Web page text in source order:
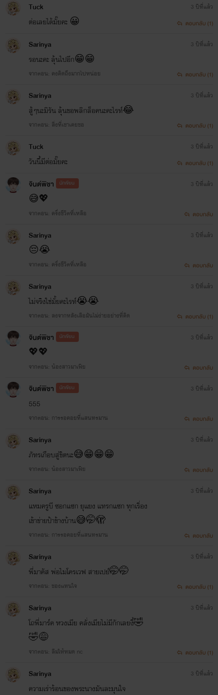
Tuck
ต่อเลยได้มั๊ยคะ 😀
3 ปีที่แล้ว
ตอบกลับ (1)
Sarinya
รอนะคะ ลุ้นไปอีก😁😁
จากตอน: คงคิดถึงมากไปหน่อย
3 ปีที่แล้ว
ตอบกลับ (1)
Sarinya
สู้ๆนะมิรัน ลุ้นขอพลิกล็อคนะคะไรท์😂
จากตอน: สิ่งที่เขาเคยขอ
3 ปีที่แล้ว
ตอบกลับ (1)
Tuck
วันนี้มีต่อมั๊ยคะ
3 ปีที่แล้ว
ตอบกลับ (1)
จินต์พิชา นักเขียน
😅💖
จากตอน: ครึ่งชีวิตที่เหลือ
3 ปีที่แล้ว
ตอบกลับ
Sarinya
😔😭
จากตอน: ครึ่งชีวิตที่เหลือ
3 ปีที่แล้ว
ตอบกลับ
Sarinya
ไม่จริงใช่มั้ยคะไรท์😭😭
จากตอน: ลงจากหลังเสือมันไม่ง่ายอย่างที่คิด
3 ปีที่แล้ว
ตอบกลับ (1)
จินต์พิชา นักเขียน
💖💖
จากตอน: น้องสาวมาเฟีย
3 ปีที่แล้ว
ตอบกลับ
จินต์พิชา นักเขียน
555
จากตอน: การรอคอยที่แสนทรมาน
3 ปีที่แล้ว
ตอบกลับ
Sarinya
ภัทรเกือบสู่ขิตนะ😅😁😁😁
จากตอน: น้องสาวมาเฟีย
3 ปีที่แล้ว
ตอบกลับ
Sarinya
แหมครูบี ซอกแซก ยุแยง แทรกแซก ทุกเรื่อง
เข้าข่ายป้าข้างบ้าน😅🤭🫣
จากตอน: การรอคอยที่แสนทรมาน
3 ปีที่แล้ว
ตอบกลับ
Sarinya
พี่มาคัส พ่อไมโครเวฟ สายเปย์🤭🤭
จากตอน: ของแทนใจ
3 ปีที่แล้ว
ตอบกลับ (1)
Sarinya
โถพี่มาร์ค หวงเมีย คลั่งเมียไม่มีกักเลยงี้🤣
🤣😅
จากตอน: ลืมให้หมด nc
3 ปีที่แล้ว
ตอบกลับ (1)
Sarinya
ความเร่าร้อนของพระนางมันละมุนใจ
3 ปีที่แล้ว